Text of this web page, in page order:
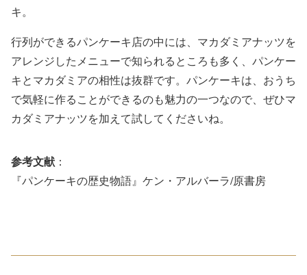
キ。
行列ができるパンケーキ店の中には、マカダミアナッツを
アレンジしたメニューで知られるところも多く、パンケー
キとマカダミアの相性は抜群です。パンケーキは、おうち
で気軽に作ることができるのも魅力の一つなので、ぜひマ
カダミアナッツを加えて試してくださいね。
参考文献 ：
『パンケーキの歴史物語』ケン・アルバーラ/原書房